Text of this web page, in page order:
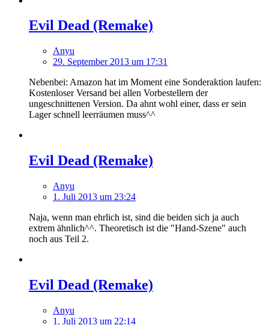
Evil Dead (Remake)
Anyu
29. September 2013 um 17:31
Nebenbei: Amazon hat im Moment eine Sonderaktion laufen:
Kostenloser Versand bei allen Vorbestellern der
ungeschnittenen Version. Da ahnt wohl einer, dass er sein
Lager schnell leerräumen muss^^
Evil Dead (Remake)
Anyu
1. Juli 2013 um 23:24
Naja, wenn man ehrlich ist, sind die beiden sich ja auch
extrem ähnlich^^. Theoretisch ist die "Hand-Szene" auch
noch aus Teil 2.
Evil Dead (Remake)
Anyu
1. Juli 2013 um 22:14